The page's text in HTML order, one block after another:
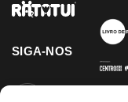
SIGA-NOS